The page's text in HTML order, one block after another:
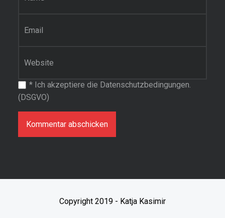
*Ich akzeptiere die Datenschutzbedingungen.
(DSGVO)
Copyright 2019 - Katja Kasimir